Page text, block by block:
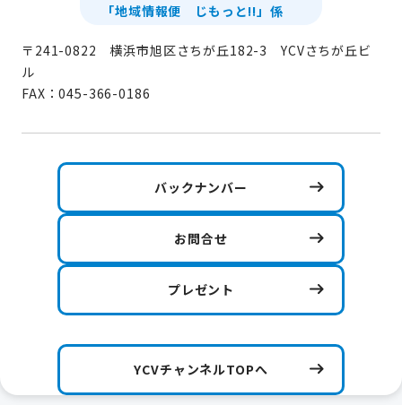
「地域情報便 じもっと!!」係
〒241-0822 横浜市旭区さちが丘182-3 YCVさちが丘ビ
ル
FAX：045-366-0186
バックナンバー
お問合せ
プレゼント
YCVチャンネルTOPへ